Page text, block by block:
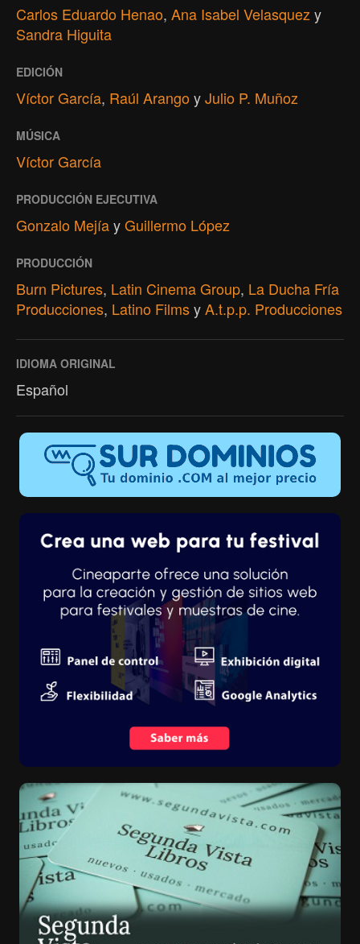
Carlos Eduardo Henao, Ana Isabel Velasquezy
Sandra Higuita
EDICIÓN
Víctor García, Raúl ArangoyJulio P. Muñoz
MÚSICA
Víctor García
PRODUCCIÓN EJECUTIVA
Gonzalo MejíayGuillermo López
PRODUCCIÓN
Burn Pictures, Latin Cinema Group, La Ducha Fría
Producciones, Latino FilmsyA.t.p.p. Producciones
IDIOMA ORIGINAL
Español